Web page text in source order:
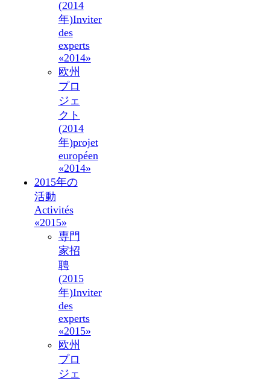
(2014
年)Inviter
des
experts
«2014»
欧州
プロ
ジェ
クト
(2014
年)projet
européen
«2014»
2015年の
活動
Activités
«2015»
専門
家招
聘
(2015
年)Inviter
des
experts
«2015»
欧州
プロ
ジェ